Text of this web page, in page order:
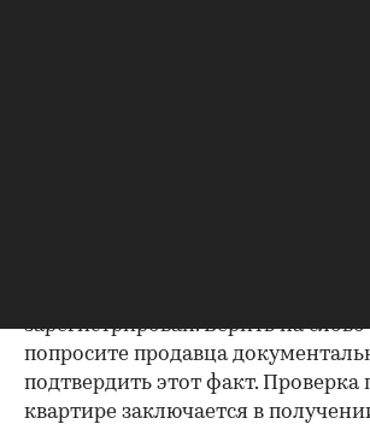
зарегистрирован. Верить на слово
попросите продавца
подтвердить этот факт.
квартире заключается в